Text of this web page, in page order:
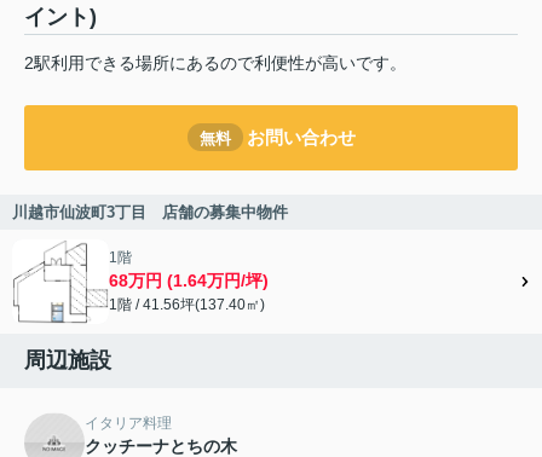
イント)
2駅利用できる場所にあるので利便性が高いです。
無料 お問い合わせ
川越市仙波町3丁目 店舗の募集中物件
1階
68万円 (1.64万円/坪)
1階 / 41.56坪(137.40㎡)
周辺施設
イタリア料理
クッチーナとちの木